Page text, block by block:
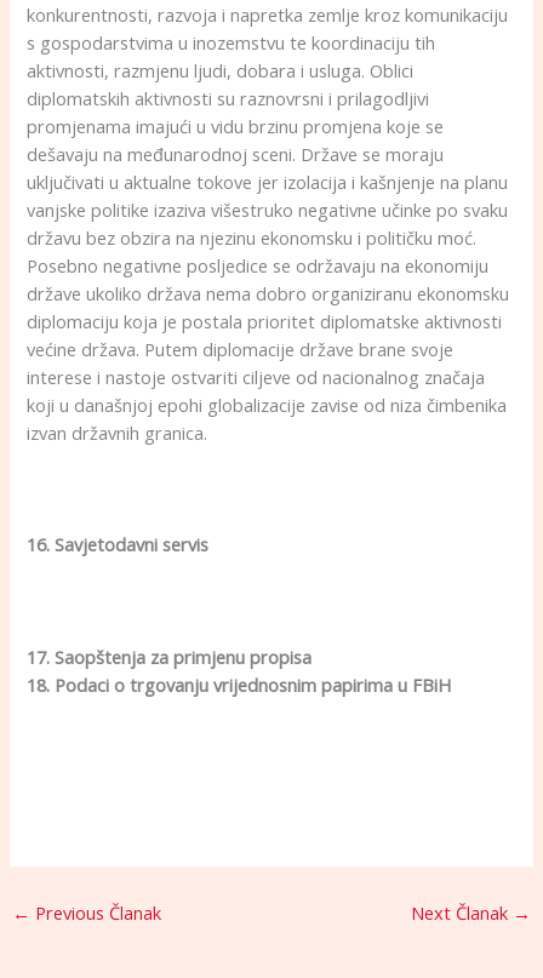
konkurentnosti, razvoja i napretka zemlje kroz komunikaciju
s gospodarstvima u inozemstvu te koordinaciju tih
aktivnosti, razmjenu ljudi, dobara i usluga. Oblici
diplomatskih aktivnosti su raznovrsni i prilagodljivi
promjenama imajući u vidu brzinu promjena koje se
dešavaju na međunarodnoj sceni. Države se moraju
uključivati u aktualne tokove jer izolacija i kašnjenje na planu
vanjske politike izaziva višestruko negativne učinke po svaku
državu bez obzira na njezinu ekonomsku i političku moć.
Posebno negativne posljedice se održavaju na ekonomiju
države ukoliko država nema dobro organiziranu ekonomsku
diplomaciju koja je postala prioritet diplomatske aktivnosti
većine država. Putem diplomacije države brane svoje
interese i nastoje ostvariti ciljeve od nacionalnog značaja
koji u današnjoj epohi globalizacije zavise od niza čimbenika
izvan državnih granica.
16. Savjetodavni servis
17. Saopštenja za primjenu propisa
18. Podaci o trgovanju vrijednosnim papirima u FBiH
← Previous Članak Next Članak →